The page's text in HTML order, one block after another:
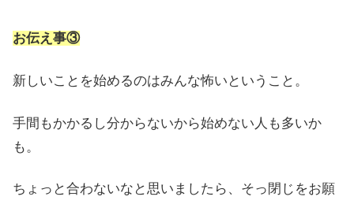
お伝え事③
新しいことを始めるのはみんな怖いということ。
手間もかかるし分からないから始めない人も多いか
も。
ちょっと合わないなと思いましたら、そっ閉じをお願